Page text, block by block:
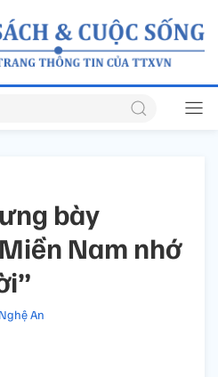
bày
Nam nhớ
Nghệ An